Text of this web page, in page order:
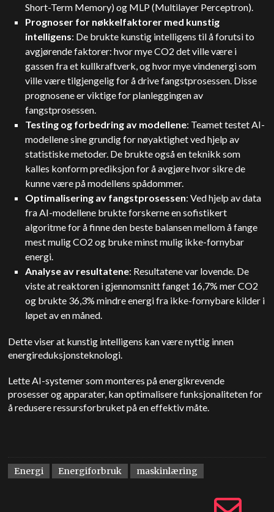
Short-Term Memory) og MLP (Multilayer Perceptron).
Prognoser for nøkkelfaktorer med kunstig
intelligens: De brukte kunstig intelligens til å forutsi to
avgjørende faktorer: hvor mye CO2 det ville være i
gassen fra et kullkraftverk, og hvor mye vindenergi som
ville være tilgjengelig for å drive fangstprosessen. Disse
prognosene er viktige for planleggingen av
fangstprosessen.
Testing og forbedring av modellene: Teamet testet AI-
modellene sine grundig for nøyaktighet ved hjelp av
statistiske metoder. De brukte også en teknikk som
kalles konform prediksjon for å avgjøre hvor sikre de
kunne være på modellens spådommer.
Optimalisering av fangstprosessen: Ved hjelp av data
fra AI-modellene brukte forskerne en sofistikert
algoritme for å finne den beste balansen mellom å fange
mest mulig CO2 og bruke minst mulig ikke-fornybar
energi.
Analyse av resultatene: Resultatene var lovende. De
viste at reaktoren i gjennomsnitt fanget 16,7% mer CO2
og brukte 36,3% mindre energi fra ikke-fornybare kilder i
løpet av en måned.
Dette viser at kunstig intelligens kan være nyttig innen
energireduksjonsteknologi.
Lette AI-systemer som monteres på energikrevende
prosesser og apparater, kan optimalisere funksjonaliteten for
å redusere ressursforbruket på en effektiv måte.
Energi Energiforbruk maskinlæring